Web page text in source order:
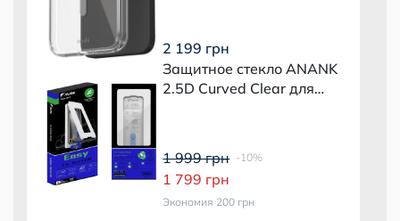
2 199 грн
Защитное стекло ANANK
2.5D Curved Clear для
1 999 грн -10%
1 799 грн
Экономия 200 грн